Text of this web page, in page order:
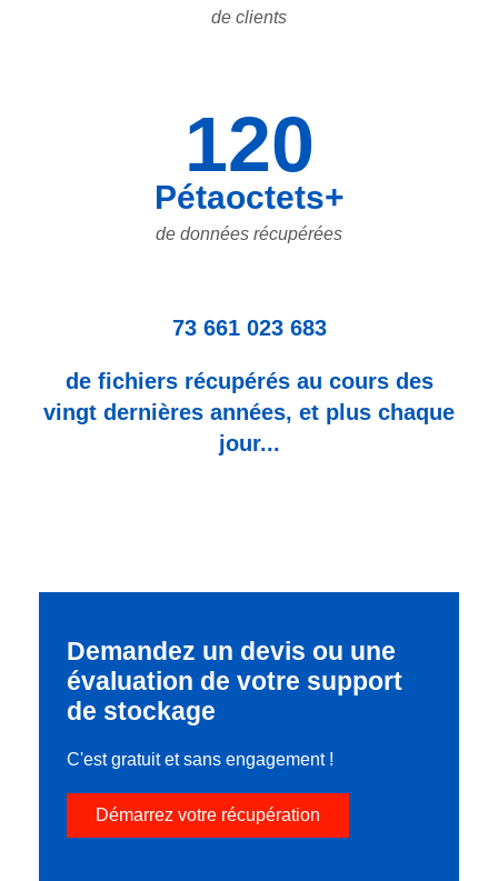
de clients
120
Pétaoctets+
de données récupérées
73 661 023 683
de fichiers récupérés au cours des
vingt dernières années, et plus chaque
jour...
Demandez un devis ou une
évaluation de votre support
de stockage
C'est gratuit et sans engagement !
Démarrez votre récupération